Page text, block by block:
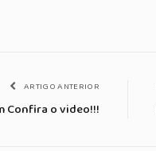
ARTIGO ANTERIOR
Confira o video!!!